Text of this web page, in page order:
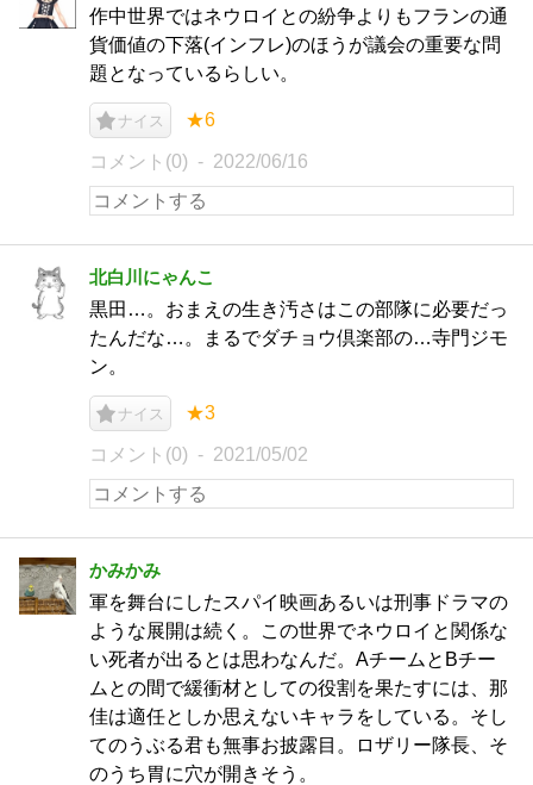
作中世界ではネウロイとの紛争よりもフランの通
貨価値の下落(インフレ)のほうが議会の重要な問
題となっているらしい。
ナイス ★6
コメント(0) 2022/06/16
北白川にゃんこ
黒田…。おまえの生き汚さはこの部隊に必要だっ
たんだな…。まるでダチョウ倶楽部の…寺門ジモ
ン。
ナイス ★3
コメント(0) 2021/05/02
かみかみ
軍を舞台にしたスパイ映画あるいは刑事ドラマの
ような展開は続く。この世界でネウロイと関係な
い死者が出るとは思わなんだ。AチームとBチー
ムとの間で緩衝材としての役割を果たすには、那
佳は適任としか思えないキャラをしている。そし
てのうぶる君も無事お披露目。ロザリー隊長、そ
のうち胃に穴が開きそう。